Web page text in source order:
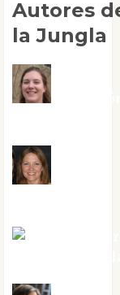
Autores
la Jungla